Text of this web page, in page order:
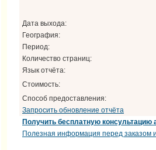
Дата выхода:
География:
Период:
Количество страниц:
Язык отчёта:
Стоимость:
Способ предоставления:
Запросить обновление отчёта
Получить бесплатную консультацию
Полезная информация перед заказом